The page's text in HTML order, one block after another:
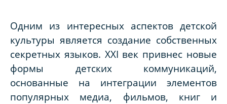
Одним из интересных аспектов детской
культуры является создание собственных
секретных языков. XXI век привнес новые
формы детских коммуникаций,
основанные на интеграции элементов
популярных медиа, фильмов, книг и